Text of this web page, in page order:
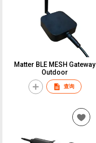
Matter BLE MESH Gateway
Outdoor
查询